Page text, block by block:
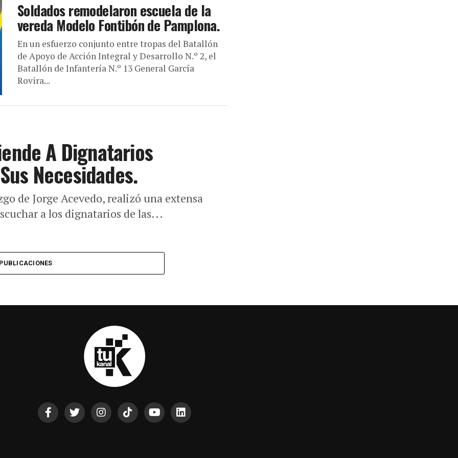
Soldados remodelaron escuela de la
vereda Modelo Fontibón de Pamplona.
En un esfuerzo conjunto entre tropas del Batallón
de Apoyo de Acción Integral y Desarrollo N.º 2, el
Batallón de Infantería N.º 13 General García
Rovira...
A Dignatarios
Necesidades.
de Jorge Acevedo, realizó una extensa
a los dignatarios de las...